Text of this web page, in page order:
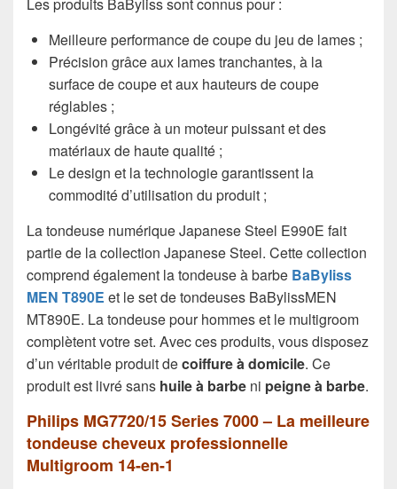
Meilleure performance de coupe du jeu de lames ;
Précision grâce aux lames tranchantes, à la
surface de coupe et aux hauteurs de coupe
réglables ;
Longévité grâce à un moteur puissant et des
matériaux de haute qualité ;
Le design et la technologie garantissent la
commodité d’utilisation du produit ;
La tondeuse numérique Japanese Steel E990E fait
partie de la collection Japanese Steel. Cette collection
comprend également la tondeuse à barbe BaByliss
MEN T890E et le set de tondeuses BaBylissMEN
MT890E. La tondeuse pour hommes et le multigroom
complètent votre set. Avec ces produits, vous disposez
d’un véritable produit decoiffure à domicile. Ce
produit est livré sans huile à barbe ni peigne à barbe.
Philips MG7720/15 Series 7000 – La meilleure
tondeuse cheveux professionnelle
Multigroom 14-en-1